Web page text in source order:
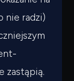
nie radzi)
zastąpią.